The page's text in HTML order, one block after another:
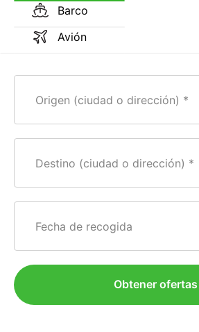
Barco
Avión
Origen (ciudad o dirección)
Destino (ciudad o dirección)
Fecha de recogida
Obtener ofertas